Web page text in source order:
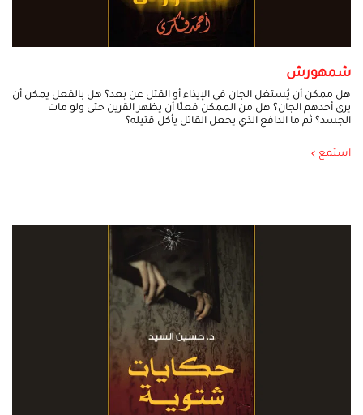
شمهورش
هل ممكن أن يُستغل الجان في الإيذاء أو القتل عن بعد؟ هل بالفعل يمكن أن
يرى أحدهم الجان؟ هل من الممكن فعلًا أن يظهر القرين حتى ولو مات
الجسد؟ ثم ما الدافع الذي يجعل القاتل يأكل قتيله؟
استمع